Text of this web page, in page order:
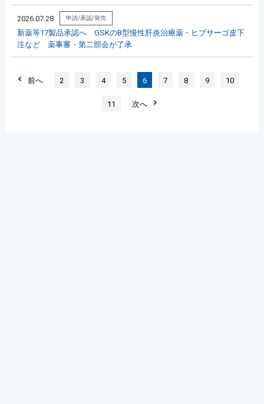
2026.07.28 申請/承認/発売
新薬等17製品承認へ GSKのB型慢性肝炎治療薬・ヒブサーゴ皮下
注など 薬事審・第二部会が了承
前へ 2 3 4 5 6 7 8 9 10
11 次へ